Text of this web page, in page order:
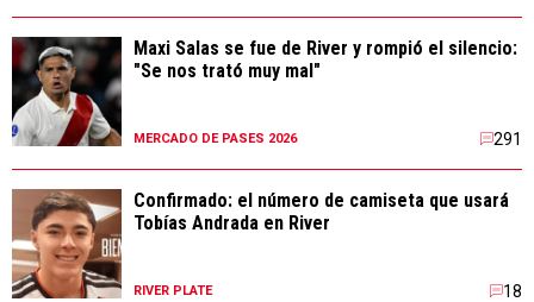
Maxi Salas se fue de River y rompió el silencio:
"Se nos trató muy mal"
MERCADO DE PASES 2026 291
Confirmado: el número de camiseta que usará
Tobías Andrada en River
RIVER PLATE 18